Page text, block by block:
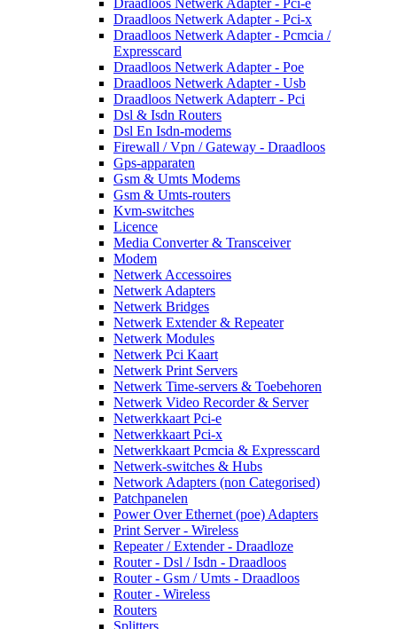
Draadloos Netwerk Adapter - Pci-x
Draadloos Netwerk Adapter - Pcmcia /
Expresscard
Draadloos Netwerk Adapter - Poe
Draadloos Netwerk Adapter - Usb
Draadloos Netwerk Adapterr - Pci
Dsl & Isdn Routers
Dsl En Isdn-modems
Firewall / Vpn / Gateway - Draadloos
Gps-apparaten
Gsm & Umts Modems
Gsm & Umts-routers
Kvm-switches
Licence
Media Converter & Transceiver
Modem
Netwerk Accessoires
Netwerk Adapters
Netwerk Bridges
Netwerk Extender & Repeater
Netwerk Modules
Netwerk Pci Kaart
Netwerk Print Servers
Netwerk Time-servers & Toebehoren
Netwerk Video Recorder & Server
Netwerkkaart Pci-e
Netwerkkaart Pci-x
Netwerkkaart Pcmcia & Expresscard
Netwerk-switches & Hubs
Network Adapters (non Categorised)
Patchpanelen
Power Over Ethernet (poe) Adapters
Print Server - Wireless
Repeater / Extender - Draadloze
Router - Dsl / Isdn - Draadloos
Router - Gsm / Umts - Draadloos
Router - Wireless
Routers
Splitters